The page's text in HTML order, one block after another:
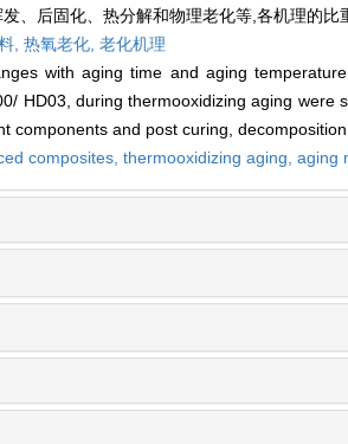
、后固化、热分解和物理老化等,各机理的比
, 热氧老化, 老化机理
with aging time and aging
HD03, during thermooxidizing aging
components and post curing,
composites, thermooxidizing aging, aging